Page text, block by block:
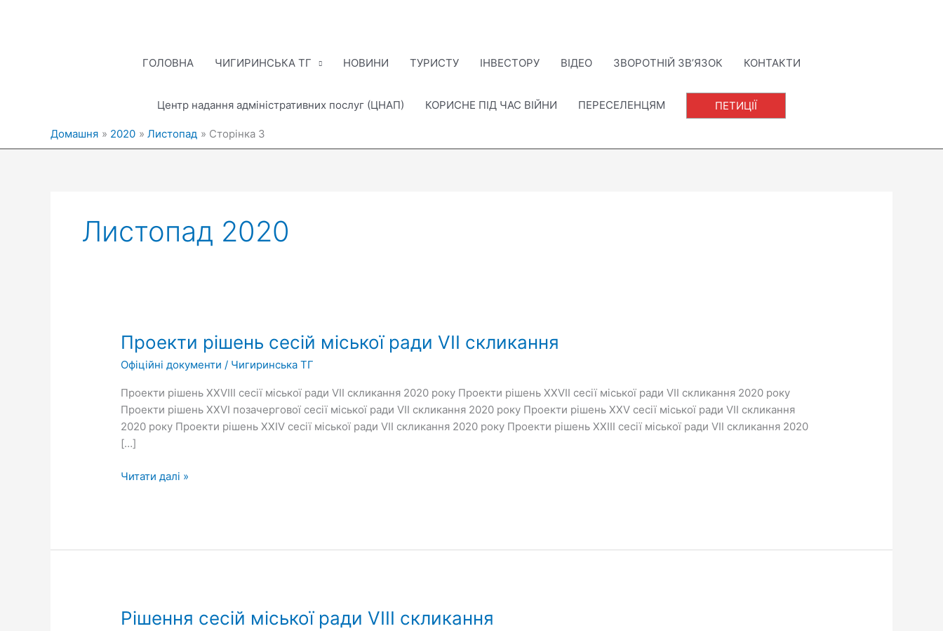
ГОЛОВНА
ЧИГИРИНСЬКА ТГ НОВИНИ ТУРИСТУ ІНВЕСТОРУ ВІДЕО ЗВОРОТНІЙ ЗВ’ЯЗОК КОНТАКТИ
Центр надання адміністративних послуг (ЦНАП) КОРИСНЕ ПІД ЧАС ВІЙНИ ПЕРЕСЕЛЕНЦЯМ ПЕТИЦІЇ
Домашня 2020 Листопад Сторінка 3
Листопад 2020
Проекти рішень сесій міської ради VII скликання
Офіційні документи / Чигиринська ТГ
Проекти рішень ХХVІІІ сесії міської ради VII скликання 2020 року Проекти рішень ХХVІІ сесії міської ради VII скликання 2020 року
Проекти рішень ХХVІ позачергової сесії міської ради VII скликання 2020 року Проекти рішень ХХV сесії міської ради VII скликання
2020 року Проекти рішень ХХІV сесії міської ради VII скликання 2020 року Проекти рішень ХХІІІ сесії міської ради VII скликання 2020
[…]
Проекти
рішень
сесій
міської
ради
VII
скликання
Читати далі »
Рішення сесій міської ради VІІІ скликання
Рішення